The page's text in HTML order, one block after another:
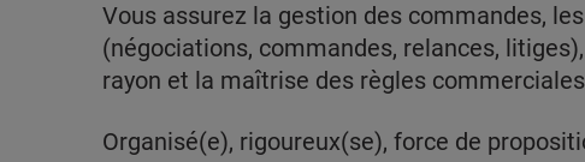
Vous assurez la gestion des commandes,
(négociations, commandes, relances,
rayon et la maîtrise des règles
Organisé(e), rigoureux(se), force de